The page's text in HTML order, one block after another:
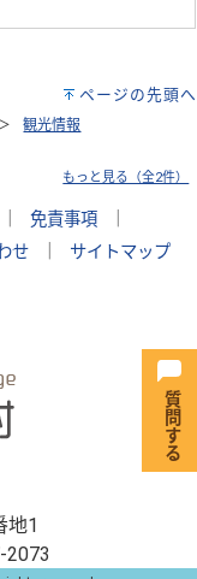
ページの先頭へ
観光情報
もっと見る（全2件）
免責事項
せ サイトマップ
地1
2073